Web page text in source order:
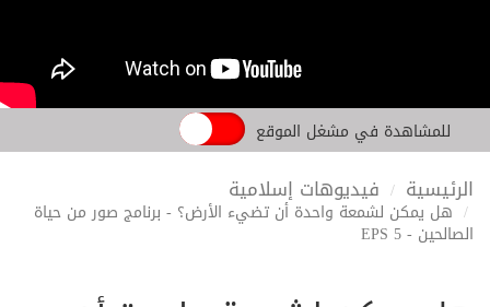
للمشاهدة في مشغل الموقع
الرئيسية فيديوهات إسلامية
هل يمكن لشمعة واحدة أن تضيء الأرض؟ - برنامج صور من حياة
الصالحين - EPS 5